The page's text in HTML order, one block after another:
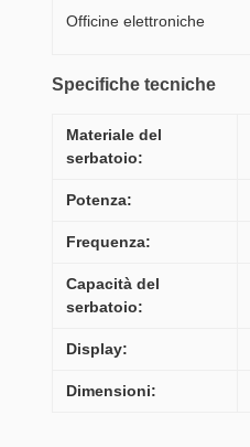
Officine elettroniche
Specifiche tecniche
Materiale del
serbatoio:
Potenza:
Frequenza:
Capacità del
serbatoio:
Display:
Dimensioni: